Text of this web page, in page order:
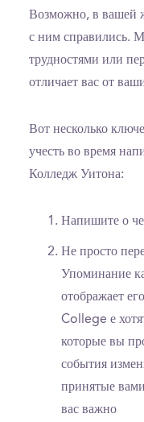
Возможно, в вашей
с ним справились.
трудностями или
отличает вас от
Вот несколько
учесть во время
Колледж Уитона:
Напишите о
Не просто
Упоминание
отображает
College е
которые вы
события
принятые
вас важно